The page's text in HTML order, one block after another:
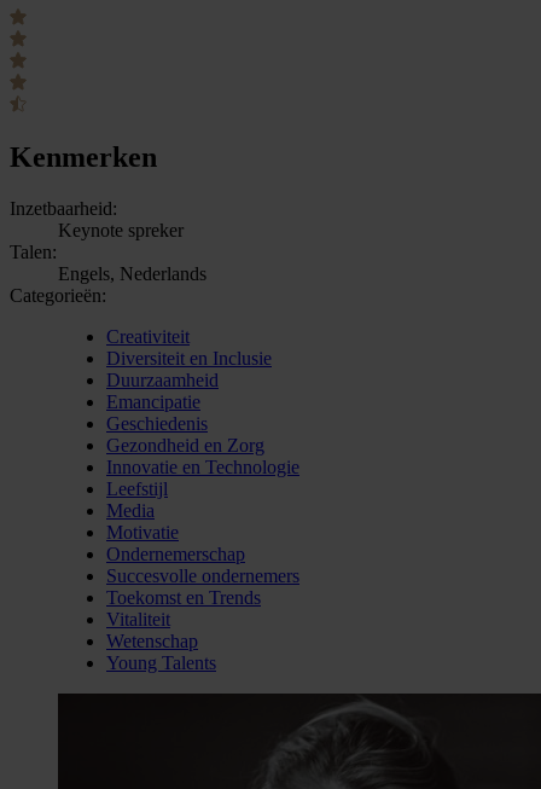
Kenmerken
Inzetbaarheid:
Keynote spreker
Talen:
Engels, Nederlands
Categorieën:
Creativiteit
Diversiteit en Inclusie
Duurzaamheid
Emancipatie
Geschiedenis
Gezondheid en Zorg
Innovatie en Technologie
Leefstijl
Media
Motivatie
Ondernemerschap
Succesvolle ondernemers
Toekomst en Trends
Vitaliteit
Wetenschap
Young Talents